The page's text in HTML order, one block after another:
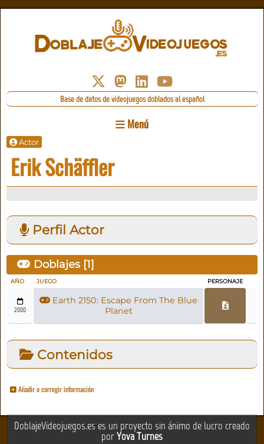
Base de datos de videojuegos doblados al español
Menú
Actor
Erik Schäffler
Perfil Actor
Doblajes [1]
AÑO JUEGO PERSONAJE
2000
Earth 2150: Escape From The Blue
Planet
Contenidos
Añadir o corregir información
DoblajeVideojuegos.es es un proyecto sin ánimo de lucro creado
porYova Turnes